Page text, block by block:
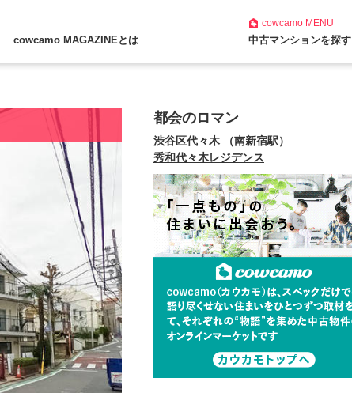
cowcamo MAGAZINEとは
cowcamoMENU
中古マンションを探す
都会のロマン
渋谷区代々木 （南新宿駅）
秀和代々木レジデンス